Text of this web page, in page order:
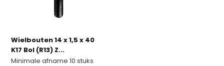
Wielbouten 14 x 1,5 x 40
K17 Bol (R13) Z...
Minimale afname 10 stuks